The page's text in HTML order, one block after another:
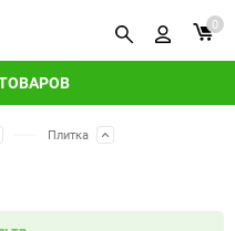
0
Плитка